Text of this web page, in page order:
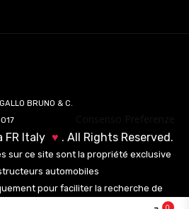
BRUNO & C.
FR Italy ♥ . All Rights Reserved.
sur ce site sont la propriété exclusive
automobiles
pour faciliter la recherche de